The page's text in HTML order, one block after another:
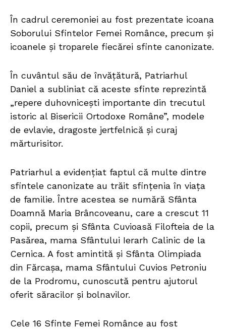
În cadrul ceremoniei au fost prezentate icoana
Soborului Sfintelor Femei Românce, precum și
icoanele și troparele fiecărei sfinte canonizate.
În cuvântul său de învățătură, Patriarhul
Daniel a subliniat că aceste sfinte reprezintă
„repere duhovnicești importante din trecutul
istoric al Bisericii Ortodoxe Române”, modele
de evlavie, dragoste jertfelnică și curaj
mărturisitor.
Patriarhul a evidențiat faptul că multe dintre
sfintele canonizate au trăit sfințenia în viața
de familie. Între acestea se numără Sfânta
Doamnă Maria Brâncoveanu, care a crescut 11
copii, precum și Sfânta Cuvioasă Filofteia de la
Pasărea, mama Sfântului Ierarh Calinic de la
Cernica. A fost amintită și Sfânta Olimpiada
din Fărcașa, mama Sfântului Cuvios Petroniu
de la Prodromu, cunoscută pentru ajutorul
oferit săracilor și bolnavilor.
Cele 16 Sfinte Femei Românce au fost